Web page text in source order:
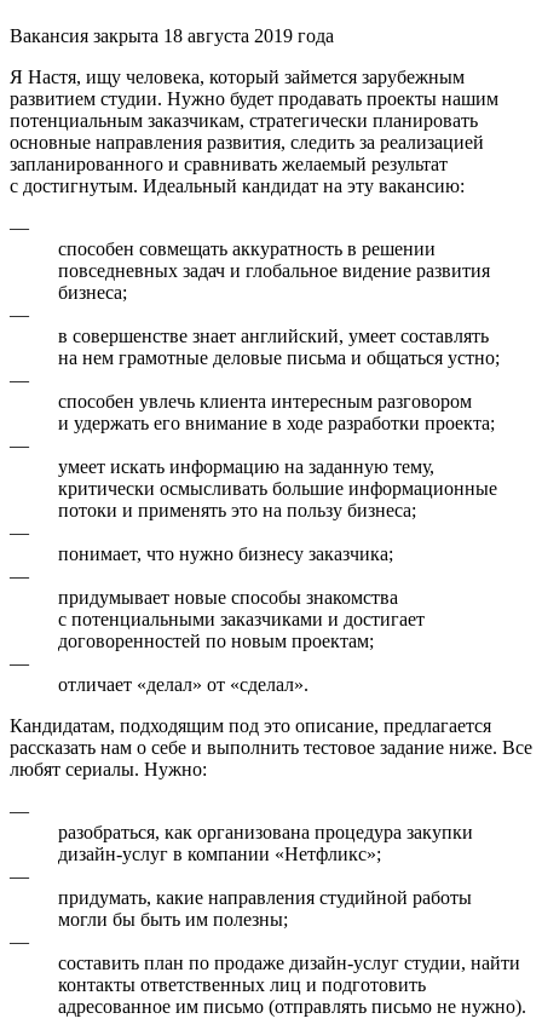
Вакансия закрыта 18 августа 2019 года
Я Настя, ищу человека, который займется зарубежным
развитием студии. Нужно будет продавать проекты нашим
потенциальным заказчикам, стратегически планировать
основные направления развития, следить за реализацией
запланированного и сравнивать желаемый результат
с достигнутым. Идеальный кандидат на эту вакансию:
—
способен совмещать аккуратность в решении
повседневных задач и глобальное видение развития
бизнеса;
—
в совершенстве знает английский, умеет составлять
на нем грамотные деловые письма и общаться устно;
—
способен увлечь клиента интересным разговором
и удержать его внимание в ходе разработки проекта;
—
умеет искать информацию на заданную тему,
критически осмысливать большие информационные
потоки и применять это на пользу бизнеса;
—
понимает, что нужно бизнесу заказчика;
—
придумывает новые способы знакомства
с потенциальными заказчиками и достигает
договоренностей по новым проектам;
—
отличает «делал» от «сделал».
Кандидатам, подходящим под это описание, предлагается
рассказать нам о себе и выполнить тестовое задание ниже. Все
любят сериалы. Нужно:
—
разобраться, как организована процедура закупки
дизайн-услуг в компании «Нетфликс»;
—
придумать, какие направления студийной работы
могли бы быть им полезны;
—
составить план по продаже дизайн-услуг студии, найти
контакты ответственных лиц и подготовить
адресованное им письмо (отправлять письмо не нужно).